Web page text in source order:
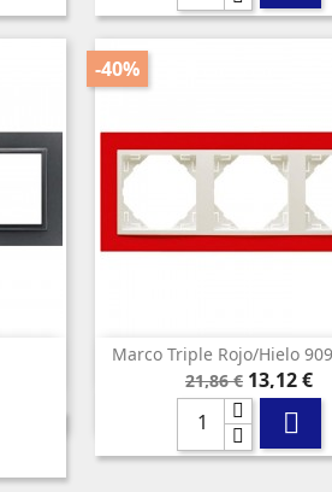
Marco Triple Rojo/hielo
Precio
base
21,86 €
-40%
Precio
13,12 €

 Vista rápida